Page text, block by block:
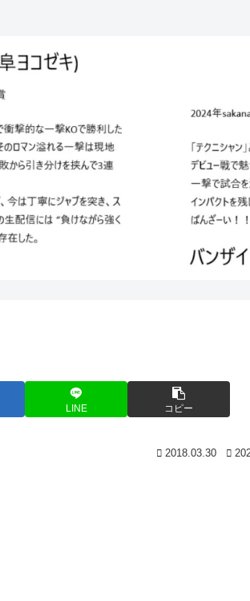
LINE コピー
2018.03.30